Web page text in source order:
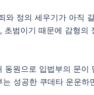
정의 세우기가 아직
범이기 때문에 감형
원으로 입법부의 문
성공한 쿠데타 운운